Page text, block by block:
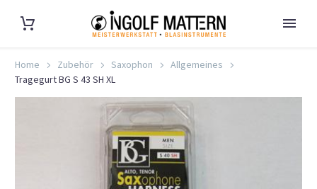
Home Zubehör Saxophon
Allgemeines
Tragegurt BG S 43 SH XL